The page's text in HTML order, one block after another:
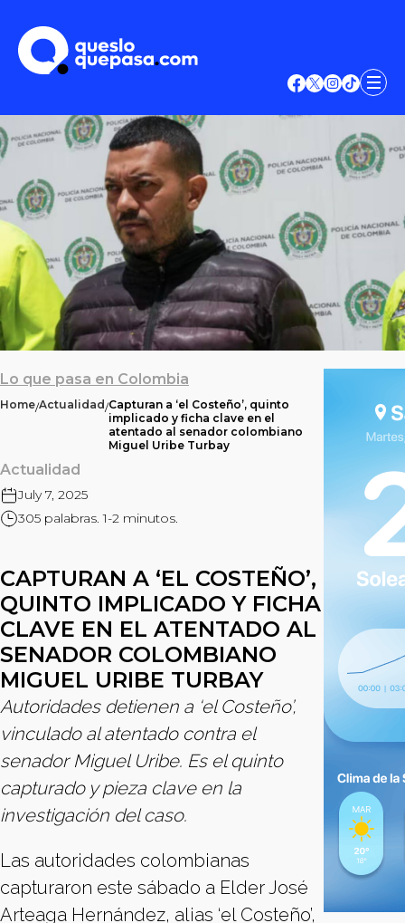
Lo que pasa en Colombia
Home/Actualidad/Capturan a ‘el Costeño’, quinto
implicado y ficha clave en el
atentado al senador colombiano
Miguel Uribe Turbay
Actualidad
July 7, 2025
305 palabras. 1-2 minutos.
CAPTURAN A ‘EL COSTEÑO’,
QUINTO IMPLICADO Y FICHA
CLAVE EN EL ATENTADO AL
SENADOR COLOMBIANO
MIGUEL URIBE TURBAY
Autoridades detienen a ‘el Costeño’,
vinculado al atentado contra el
senador Miguel Uribe. Es el quinto
capturado y pieza clave en la
investigación del caso.
Las autoridades colombianas
capturaron este sábado a Elder José
Arteaga Hernández, alias ‘el Costeño’,